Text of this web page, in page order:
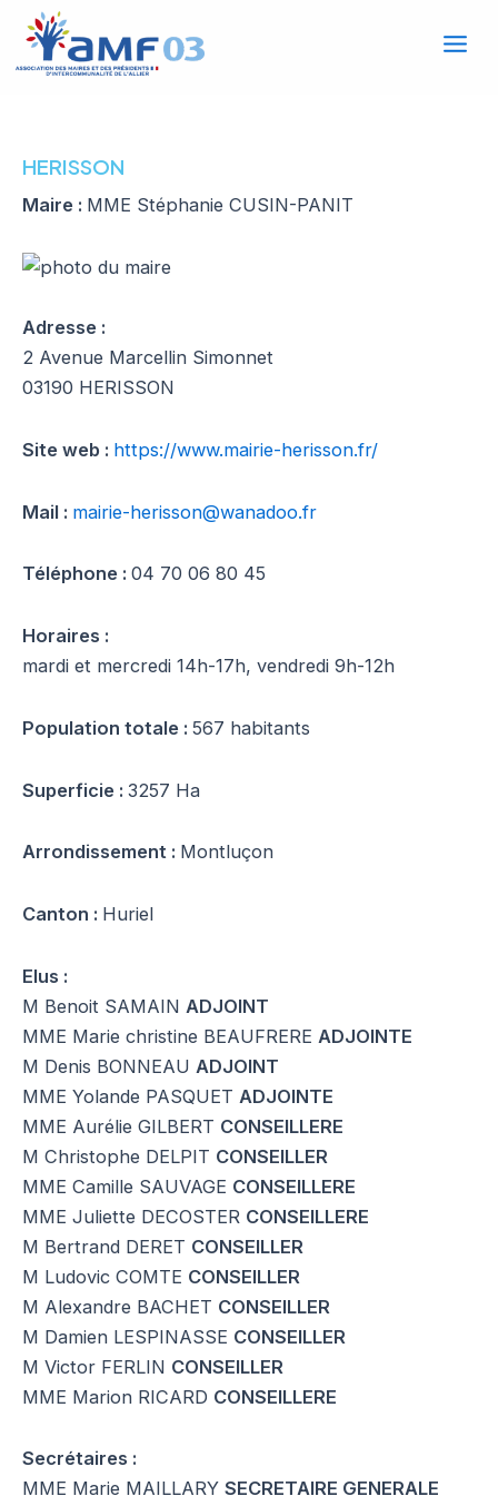
Aller
contenu
HERISSON
Maire : MME Stéphanie CUSIN-PANIT
Adresse :
2 Avenue Marcellin Simonnet
03190 HERISSON
Site web : https://www.mairie-herisson.fr/
Mail : mairie-herisson@wanadoo.fr
Téléphone : 04 70 06 80 45
Horaires :
mardi et mercredi 14h-17h, vendredi 9h-12h
Population totale : 567 habitants
Superficie : 3257 Ha
Arrondissement : Montluçon
Canton : Huriel
Elus :
M Benoit SAMAIN ADJOINT
MME Marie christine BEAUFRERE ADJOINTE
M Denis BONNEAU ADJOINT
MME Yolande PASQUET ADJOINTE
MME Aurélie GILBERT CONSEILLERE
M Christophe DELPIT CONSEILLER
MME Camille SAUVAGE CONSEILLERE
MME Juliette DECOSTER CONSEILLERE
M Bertrand DERET CONSEILLER
M Ludovic COMTE CONSEILLER
M Alexandre BACHET CONSEILLER
M Damien LESPINASSE CONSEILLER
M Victor FERLIN CONSEILLER
MME Marion RICARD CONSEILLERE
Secrétaires :
MME Marie MAILLARY SECRETAIRE GENERALE